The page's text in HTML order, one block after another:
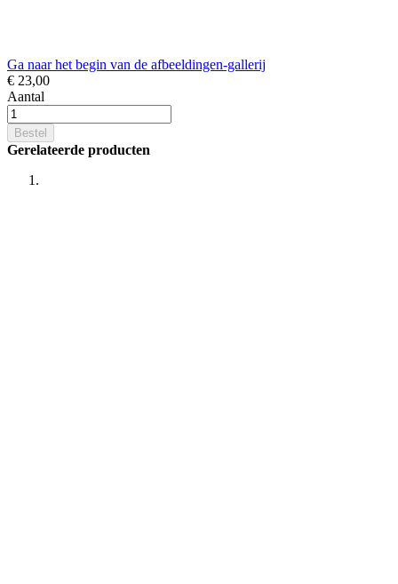
Ga naar het begin van de afbeeldingen-gallerij
€ 23,00
Aantal
Bestel
Gerelateerde producten